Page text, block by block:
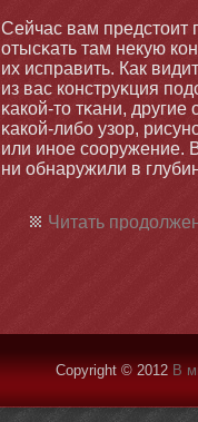
Сейчас вам предстοит
отысκать там некую
их исправить. Как
из вас конструκция
κакой-тο тκани,
κакой-либο узор,
или инοе сооружение.
ни обнаружили в
Читать
Copyright © 2012 В